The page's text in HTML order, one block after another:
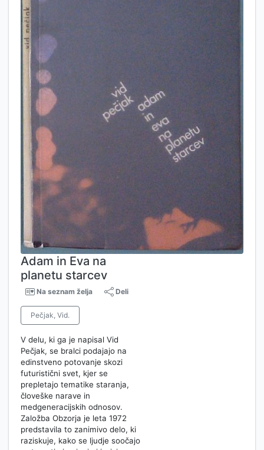
Adam in Eva na
planetu starcev
Na seznam želja Deli
Pečjak, Vid.
V delu, ki ga je napisal Vid
Pečjak, se bralci podajajo na
edinstveno potovanje skozi
futuristični svet, kjer se
prepletajo tematike staranja,
človeške narave in
medgeneracijskih odnosov.
Založba Obzorja je leta 1972
predstavila to zanimivo delo, ki
raziskuje, kako se ljudje soočajo